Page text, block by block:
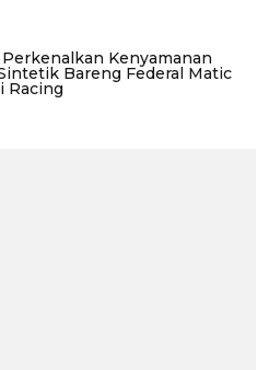
Perkenalkan Kenyamanan
Bareng Federal Matic
Racing